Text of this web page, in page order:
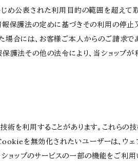
じめ公表された利用目的の範囲を超え
保護法の定めに基づきその利用の停止
場合には、お客様ご本人からのご請求
護法その他の法令により、当ショップ
術を利用することがあります。これらの
を無効化されたいユーザーは、ウ
ョップのサービスの一部の機能をご利用